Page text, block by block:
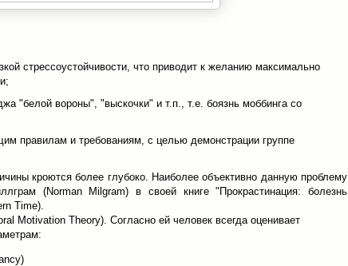
стрессоустойчивости, что приводит к желанию максимально
"белой вороны", "выскочки" и т.п., т.е. боязнь моббинга со
правилам и требованиям, с целью демонстрации группе
кроются более глубоко. Наиболее объективно данную проблему
(Norman Milgram) в своей книге "Прокрастинация: болезнь
Time).
Motivation Theory). Согласно ей человек всегда оценивает